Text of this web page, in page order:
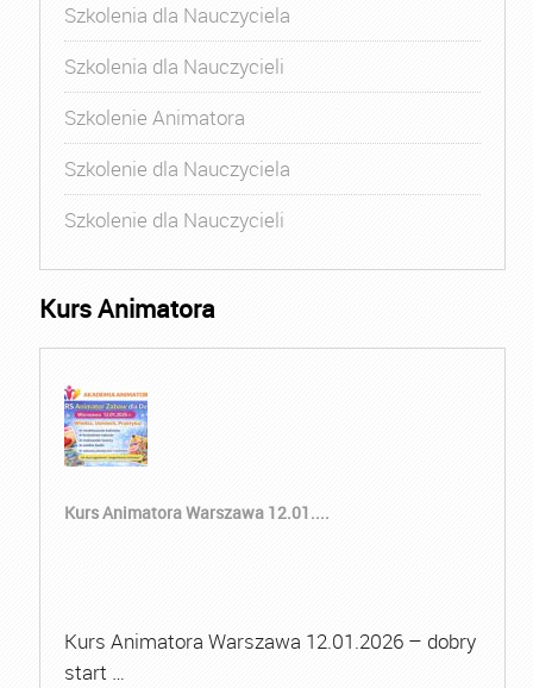
Szkolenia dla Nauczyciela
Szkolenia dla Nauczycieli
Szkolenie Animatora
Szkolenie dla Nauczyciela
Szkolenie dla Nauczycieli
Kurs Animatora
Kurs Animatora Warszawa 12.01....
Kurs Animatora Warszawa 12.01.2026 – dobry
start …